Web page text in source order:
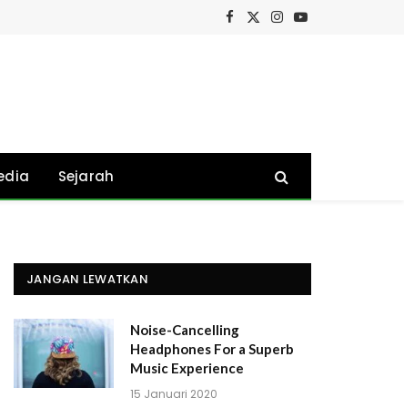
Facebook
X
Instagram
YouTube
Sejarah
JANGAN LEWATKAN
Noise-Cancelling
Headphones For a Superb
Music Experience
15 Januari 2020